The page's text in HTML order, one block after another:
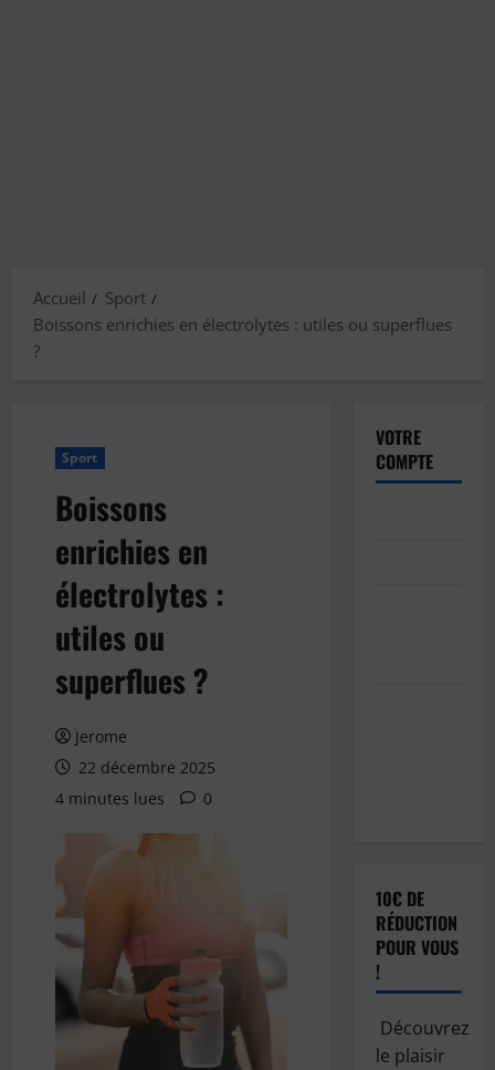
Accueil
Sport
Boissons enrichies en électrolytes : utiles ou superflues
?
Sport
Boissons
enrichies en
électrolytes :
utiles ou
superflues ?
Jerome
22 décembre 2025
4 minutes lues
0
VOTRE
COMPTE
10€ DE
RÉDUCTION
POUR VOUS
!
Découvrez
le plaisir